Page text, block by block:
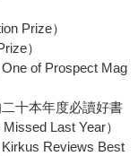
Prize）
）
of Prospect Mag
十本年度必讀好書
Last Year）
Reviews Best